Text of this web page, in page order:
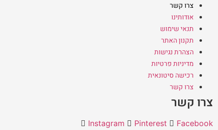
צרו קשר
אודותינו
תנאי שימוש
תקנון האתר
הצהרת נגישות
מדיניות פרטיות
רכישה סיטונאית
צרו קשר
צרו קשר
Instagram Pinterest Facebook